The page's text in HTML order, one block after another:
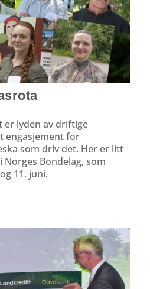
er lyden av driftige
engasjement for
som driv det. Her er litt
Bondelag, som
11. juni.